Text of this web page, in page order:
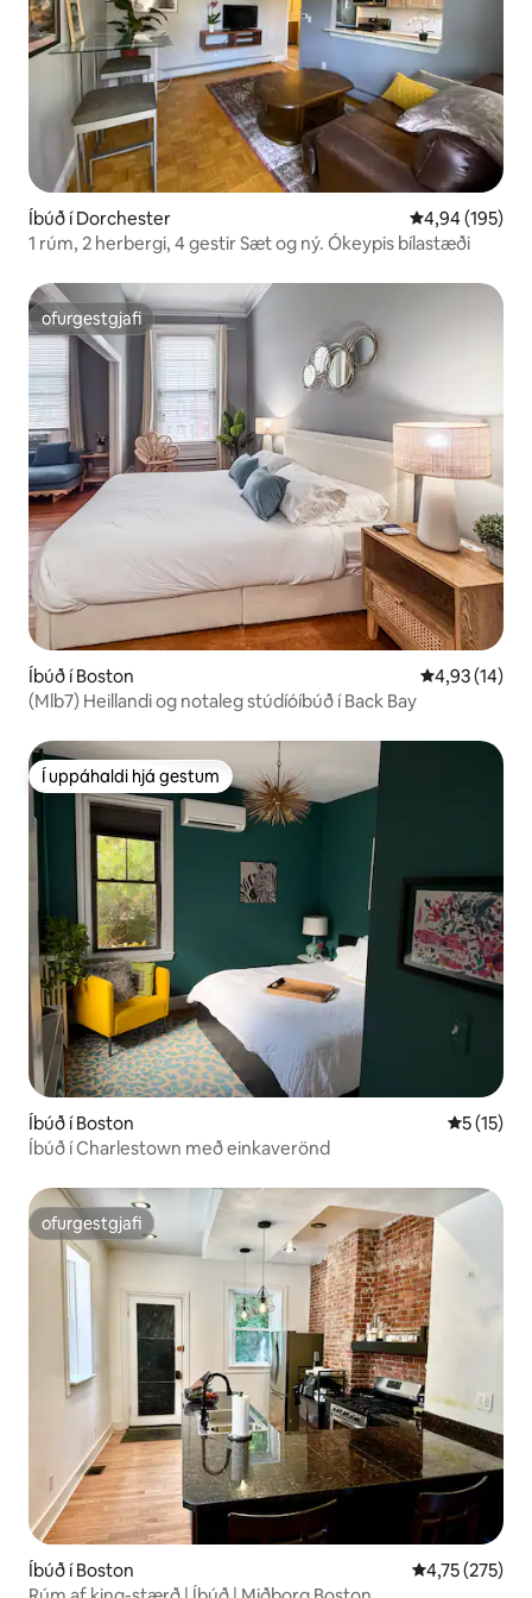
Íbúð í Dorchester 4,94 af 5 í
4,94 (195)
1 rúm, 2 herbergi, 4 gestir Sæt og ný. Ókeypis bílastæði
ofurgestgjafi
ofurgestgjafi
Íbúð í Boston 4,93 af 5 í
4,93 (14)
(Mlb7) Heillandi og notaleg stúdíóíbúð í Back Bay
Í uppáhaldi hjá gestum
Í uppáhaldi hjá gestum
Íbúð í Boston 5 af 5 í
5 (15)
Íbúð í Charlestown með einkaverönd
ofurgestgjafi
ofurgestgjafi
Íbúð í Boston 4,75 af 5 í
4,75 (275)